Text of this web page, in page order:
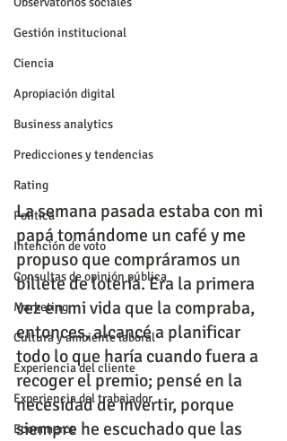
Gestión institucional
Ciencia
Apropiación digital
Business analytics
Predicciones y tendencias
Rating
Política
Intención de voto
Consultas de opinión pública
Marketing
Cultura y ambiente laboral
Experiencia del cliente
Experiencia del trabajador
Ecommerce
La semana pasada estaba con mi
papá tomándome un café y me
propuso que compráramos un
billete de lotería. Era la primera
vez en mi vida que la compraba,
entonces, alcancé a planificar
todo lo que haría cuando fuera a
recoger el premio; pensé en la
necesidad de invertir, porque
siempre he escuchado que las